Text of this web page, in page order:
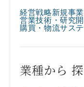
経営戦略新規事業
営業技術・研究
購買・物流サス
業種から